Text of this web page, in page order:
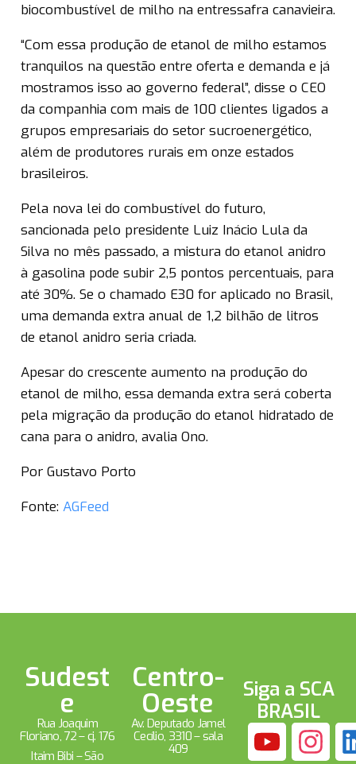
biocombustível de milho na entressafra canavieira.
“Com essa produção de etanol de milho estamos
tranquilos na questão entre oferta e demanda e já
mostramos isso ao governo federal”, disse o CEO
da companhia com mais de 100 clientes ligados a
grupos empresariais do setor sucroenergético,
além de produtores rurais em onze estados
brasileiros.
Pela nova lei do combustível do futuro,
sancionada pelo presidente Luiz Inácio Lula da
Silva no mês passado, a mistura do etanol anidro
à gasolina pode subir 2,5 pontos percentuais, para
até 30%. Se o chamado E30 for aplicado no Brasil,
uma demanda extra anual de 1,2 bilhão de litros
de etanol anidro seria criada.
Apesar do crescente aumento na produção do
etanol de milho, essa demanda extra será coberta
pela migração da produção do etanol hidratado de
cana para o anidro, avalia Ono.
Por Gustavo Porto
Fonte: AGFeed
Sudest
e
Rua Joaquim
Floriano, 72 – cj. 176
Itaim Bibi – São
Centro-
Oeste
Av. Deputado Jamel
Cecílio, 3310 – sala
409
Siga a SCA
BRASIL